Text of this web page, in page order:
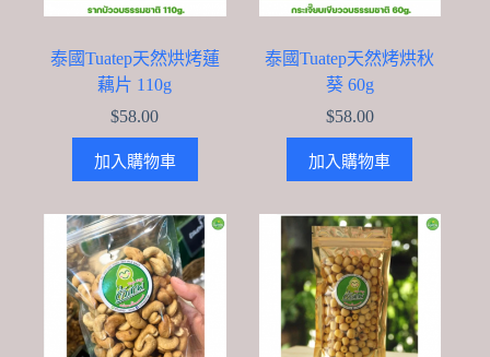
泰國Tuatep天然烘烤蓮
藕片 110g
$58.00
加入購物車
泰國Tuatep天然烤烘秋
葵 60g
$58.00
加入購物車